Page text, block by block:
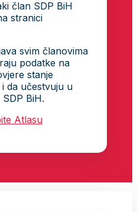
član SDP BiH
stranici
svim članovima
podatke na
stanje
da učestvuju u
BiH.
Atlasu